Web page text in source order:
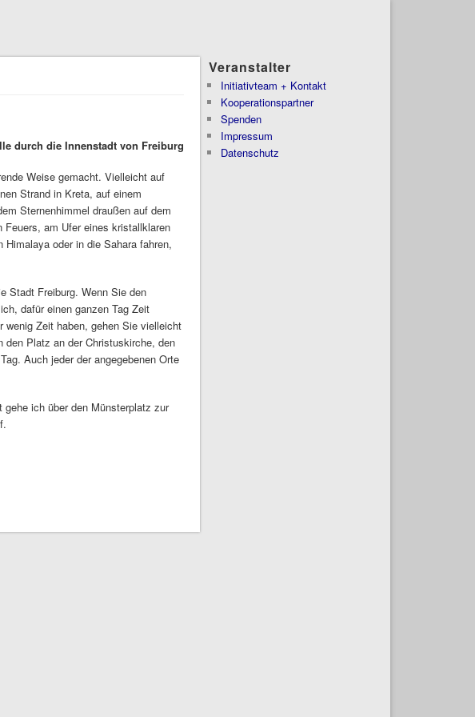
durch die Innenstadt von Freiburg
Weise gemacht. Vielleicht auf
Strand in Kreta, auf einem
Sternenhimmel draußen auf dem
am Ufer eines kristallklaren
oder in die Sahara fahren,
Stadt Freiburg. Wenn Sie den
dafür einen ganzen Tag Zeit
wenig Zeit haben, gehen Sie vielleicht
Platz an der Christuskirche, den
Auch jeder der angegebenen Orte
gehe ich über den Münsterplatz zur
Veranstalter
Initiativteam + Kontakt
Kooperationspartner
Spenden
Impressum
Datenschutz